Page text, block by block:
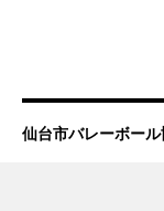
仙台市バレーボー